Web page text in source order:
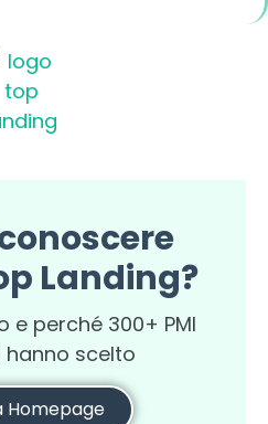
Landing?
e perché 300+ PMI
hanno scelto
Homepage